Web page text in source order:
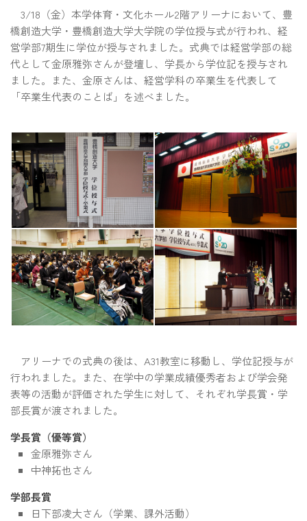
3/18（金）本学体育・文化ホール2階アリーナにおいて、豊
橋創造大学・豊橋創造大学大学院の学位授与式が行われ、経
営学部7期生に学位が授与されました。式典では経営学部の総
代として金原雅弥さんが登壇し、学長から学位記を授与され
ました。また、金原さんは、経営学科の卒業生を代表して
「卒業生代表のことば」を述べました。
アリーナでの式典の後は、A31教室に移動し、学位記授与が
行われました。また、在学中の学業成績優秀者および学会発
表等の活動が評価された学生に対して、それぞれ学長賞・学
部長賞が渡されました。
学長賞（優等賞）
金原雅弥さん
中神拓也さん
学部長賞
日下部凌大さん（学業、課外活動）